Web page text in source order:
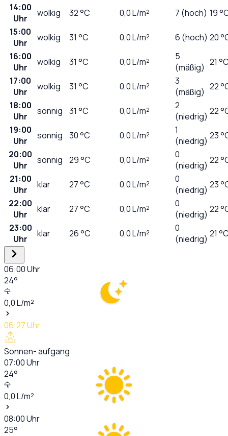
14:00
Uhr
wolkig 32°C 0,0L/m² 7 (hoch) 19
15:00
Uhr
wolkig 31 °C 0,0L/m² 6 (hoch) 20
16:00
Uhr
wolkig 31 °C 0,0L/m²
5
(mäßig) 21
17:00
Uhr
wolkig 31 °C 0,0L/m²
3
(mäßig) 22
18:00
Uhr
sonnig 31 °C 0,0L/m²
2
(niedrig) 22
19:00
Uhr
sonnig 30°C 0,0L/m²
1
(niedrig) 23
20:00
Uhr
sonnig 29°C 0,0L/m²
0
(niedrig) 22
21:00
Uhr
klar 27°C 0,0L/m²
0
(niedrig) 23
22:00
Uhr
klar 27°C 0,0L/m²
0
(niedrig) 22
23:00
Uhr
klar 26°C 0,0L/m²
0
(niedrig) 21
06:00Uhr
24°
0,0L/m²
06:27Uhr
Sonnen- aufgang
07:00Uhr
24°
0,0L/m²
08:00Uhr
25°